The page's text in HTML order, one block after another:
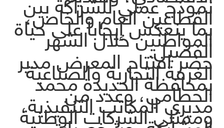
نموذج عملي للشراكة بين
القطاعين العام والخاص،
بما ينعكس إيجاباً على حياة
المواطنين خلال الشهر
الفضيل.
حضر افتتاح المعرض مدير
الغرفة التجارية والصناعية
بمحافظة الحديدة محمد
الحطامي، وعدد من
مديري المكاتب التنفيذية،
وممثلي الشركات الوطنية